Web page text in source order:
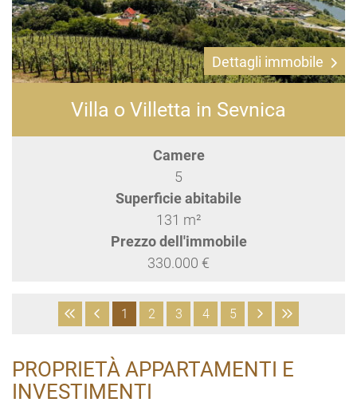
Dettagli immobile
Villa o Villetta in Sevnica
Camere
5
Superficie abitabile
131 m²
Prezzo dell'immobile
330.000 €
1 2 3 4 5
PROPRIETÀ APPARTAMENTI E
INVESTIMENTI